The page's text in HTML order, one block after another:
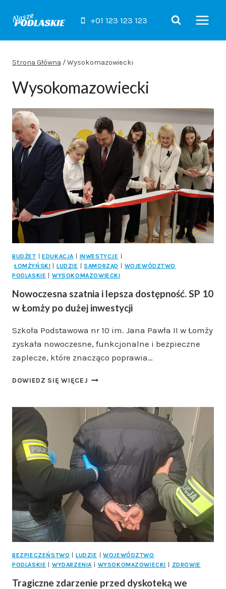
+01 123 123 123
Strona Główna /Wysokomazowiecki
Wysokomazowiecki
BUDŻET EDUKACJA INWESTYCJE
ŁOMŻYŃSKI
LUDZIE SAMORZĄD
WOJEWÓDZTWO
PODLASKIE
WYSOKOMAZOWIECKI
Nowoczesna szatnia i lepsza dostępność. SP 10
w Łomży po dużej inwestycji
Szkoła Podstawowa nr 10 im. Jana Pawła II w Łomży
zyskała nowoczesne, funkcjonalne i bezpieczne
zaplecze, które znacząco poprawia…
DOWIEDZ SIĘ WIĘCEJ NOWOCZESNA
LEPSZA
DOSTĘPNOŚĆ.
SP
10
ŁOMŻY
PO
DUŻEJ
INWESTYCJI
BEZPIECZEŃSTWO | LUDZIE | WOJEWÓDZTWO
PODLASKIE | WYDARZENIA | WYSOKOMAZOWIECKI | ZDROWIE
Tragiczne zdarzenie przed dyskoteką we